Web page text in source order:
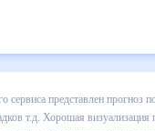
сервиса
по дневной